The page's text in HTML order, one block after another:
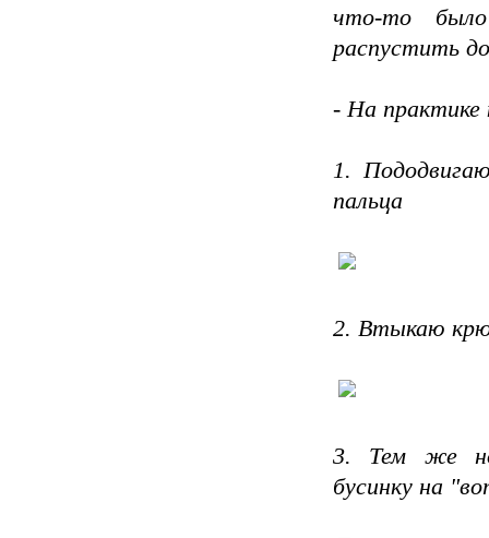
что-то
распустить
- На практике
1.
пальца
2. Втыкаю
3. Тем же
бусинку на